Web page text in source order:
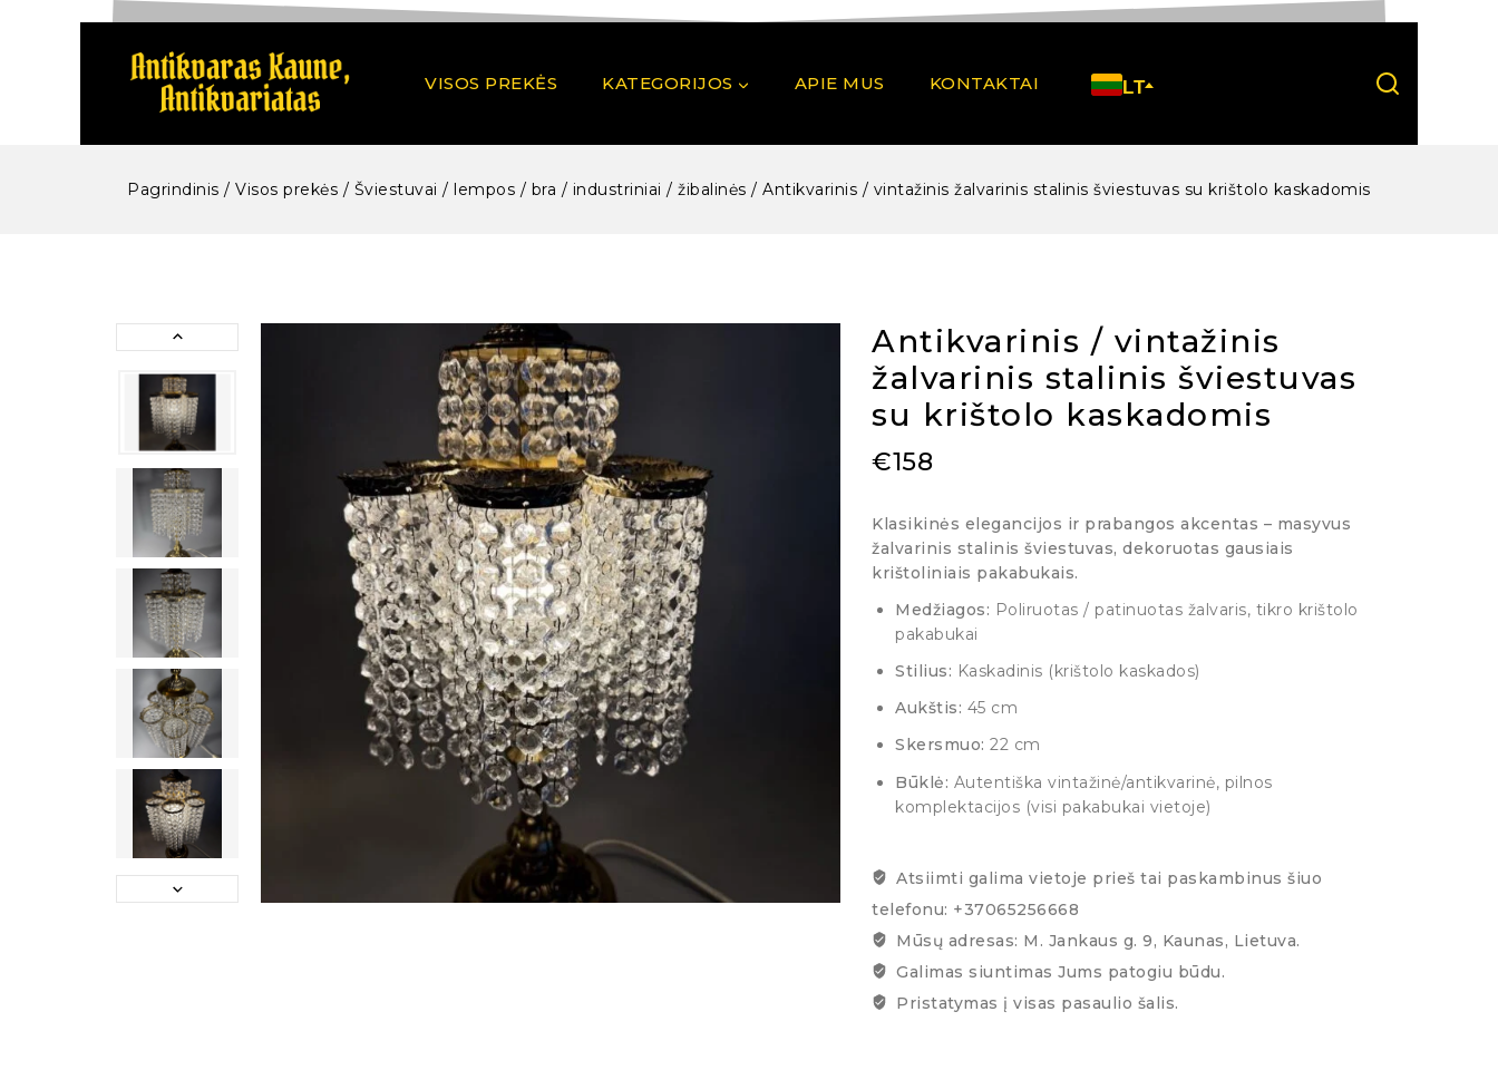
VISOS PREKĖS KATEGORIJOS APIE MUS KONTAKTAI LT
Pagrindinis / Visos prekės / Šviestuvai / lempos / bra / industriniai / žibalinės / Antikvarinis / vintažinis žalvarinis stalinis šviestuvas su krištolo kaskadomis
Antikvarinis / vintažinis
žalvarinis stalinis šviestuvas
su krištolo kaskadomis
€158
Klasikinės elegancijos ir prabangos akcentas – masyvus
žalvarinis stalinis šviestuvas, dekoruotas gausiais
krištoliniais pakabukais.
Medžiagos: Poliruotas / patinuotas žalvaris, tikro krištolo
pakabukai
Stilius: Kaskadinis (krištolo kaskados)
Aukštis: 45 cm
Skersmuo: 22 cm
Būklė: Autentiška vintažinė/antikvarinė, pilnos
komplektacijos (visi pakabukai vietoje)
Atsiimti galima vietoje prieš tai paskambinus šiuo
telefonu: +37065256668
Mūsų adresas: M. Jankaus g. 9, Kaunas, Lietuva.
Galimas siuntimas Jums patogiu būdu.
Pristatymas į visas pasaulio šalis.